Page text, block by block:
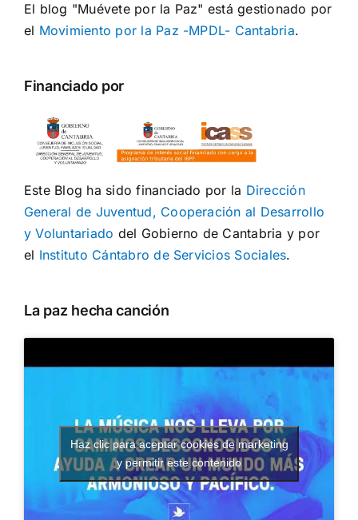
El blog "Muévete por la Paz" está gestionado por
el Movimiento por la Paz -MPDL- Cantabria.
Financiado por
Este Blog ha sido financiado por la Dirección
General de Juventud, Cooperación al Desarrollo
y Voluntariado del Gobierno de Cantabria y por
el Instituto Cántabro de Servicios Sociales.
La paz hecha canción
Haz clic para aceptar cookies de marketing
y permitir este contenido